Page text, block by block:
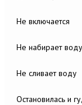
Не включается
Не набирает воду
Не сливает воду
Остановилась и